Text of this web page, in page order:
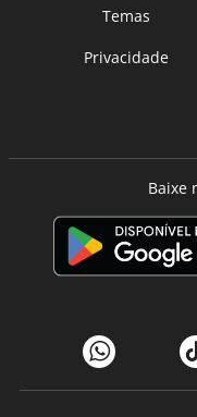
Temas
Privacidade
Baixe